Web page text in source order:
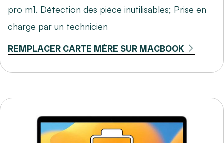
pro m1. Détection des pièce inutilisables; Prise en
charge par un technicien
REMPLACER CARTE MÈRE SUR MACBOOK